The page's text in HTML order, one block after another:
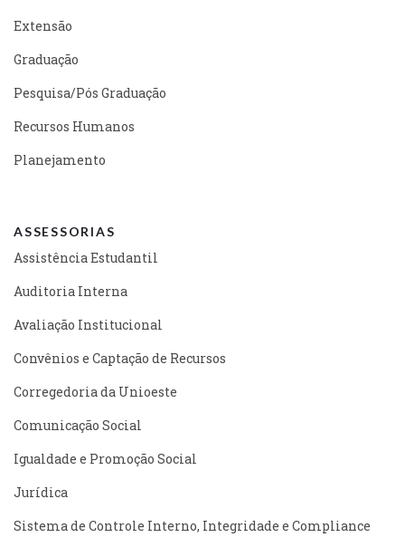
Extensão
Graduação
Pesquisa/Pós Graduação
Recursos Humanos
Planejamento
ASSESSORIAS
Assistência Estudantil
Auditoria Interna
Avaliação Institucional
Convênios e Captação de Recursos
Corregedoria da Unioeste
Comunicação Social
Igualdade e Promoção Social
Jurídica
Sistema de Controle Interno, Integridade e Compliance